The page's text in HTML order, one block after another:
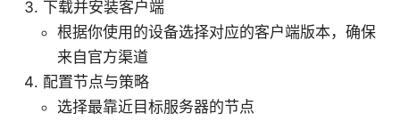
下载并安装客户端
根据你使用的设备选择对应的客户端版本，确保
来自官方渠道
配置节点与策略
选择最靠近目标服务器的节点